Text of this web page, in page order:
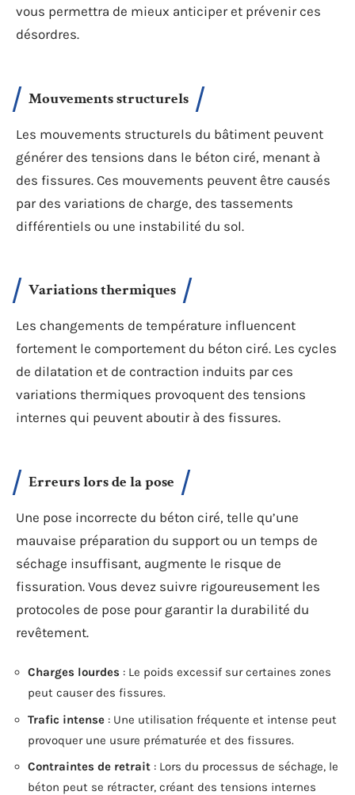
vous permettra de mieux anticiper et prévenir ces
désordres.
Mouvements structurels
Les mouvements structurels du bâtiment peuvent
générer des tensions dans le béton ciré, menant à
des fissures. Ces mouvements peuvent être causés
par des variations de charge, des tassements
différentiels ou une instabilité du sol.
Variations thermiques
Les changements de température influencent
fortement le comportement du béton ciré. Les cycles
de dilatation et de contraction induits par ces
variations thermiques provoquent des tensions
internes qui peuvent aboutir à des fissures.
Erreurs lors de la pose
Une pose incorrecte du béton ciré, telle qu’une
mauvaise préparation du support ou un temps de
séchage insuffisant, augmente le risque de
fissuration. Vous devez suivre rigoureusement les
protocoles de pose pour garantir la durabilité du
revêtement.
Charges lourdes : Le poids excessif sur certaines zones
peut causer des fissures.
Trafic intense : Une utilisation fréquente et intense peut
provoquer une usure prématurée et des fissures.
Contraintes de retrait : Lors du processus de séchage, le
béton peut se rétracter, créant des tensions internes